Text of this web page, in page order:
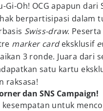
Gi-Oh! OCG apapun dari
berpartisipasi dalam
Swiss-draw.
marker cardeksklusif
3 ronde. Juara dari
satu kartu
raksasa!
dan SNS Campaign!
kesempatan untuk